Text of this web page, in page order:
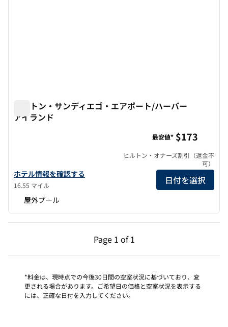
ヒルトン・サンディエゴ・エアポート/ハーバー
アイランド
ヒルトン・サンディエゴ・エアポート/ハーバーアイランドのホテ
ホテル情報を確認する
16.55 マイル
最安値* $173
ヒルトン・オナーズ割引（返金不
可）
日付を選択
屋外プール
Page 1 of 1
前のページ（1/1）
Page 1 of 1
*料金は、現時点での今後30日間の空室状況に基づいており、変
更される場合があります。ご希望日の価格と空室状況を表示する
には、正確な日付を入力してください。